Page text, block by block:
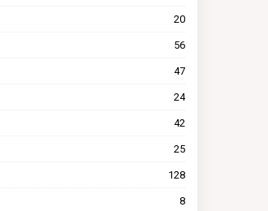
20
56
47
24
42
25
128
8